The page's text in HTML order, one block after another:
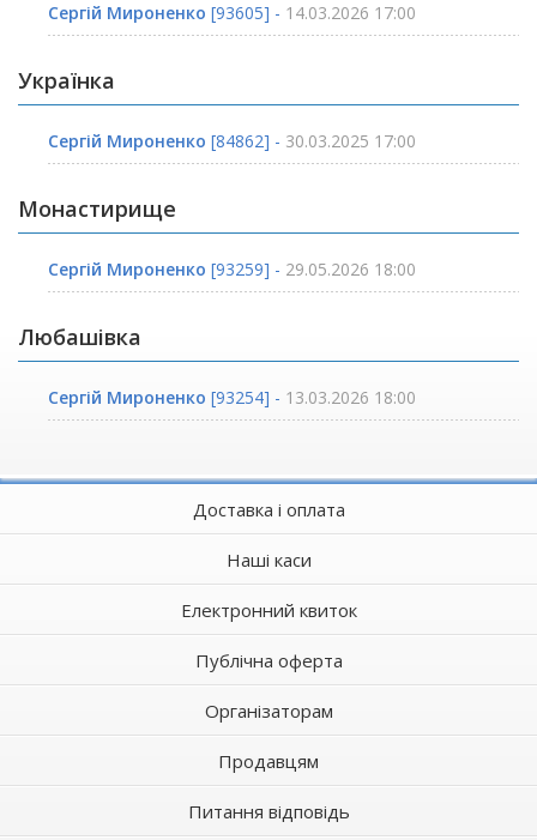
Сергій Мироненко [93605] - 14.03.2026 17:00
Українка
Сергій Мироненко [84862] - 30.03.2025 17:00
Монастирище
Сергій Мироненко [93259] - 29.05.2026 18:00
Любашівка
Сергій Мироненко [93254] - 13.03.2026 18:00
Доставка і оплата
Наші каси
Електронний квиток
Публічна оферта
Організаторам
Продавцям
Питання відповідь